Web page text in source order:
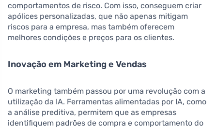
comportamentos de risco. Com isso, conseguem criar
apólices personalizadas, que não apenas mitigam
riscos para a empresa, mas também oferecem
melhores condições e preços para os clientes.
Inovação em Marketing e Vendas
O marketing também passou por uma revolução com a
utilização da IA. Ferramentas alimentadas por IA, como
a análise preditiva, permitem que as empresas
identifiquem padrões de compra e comportamento do